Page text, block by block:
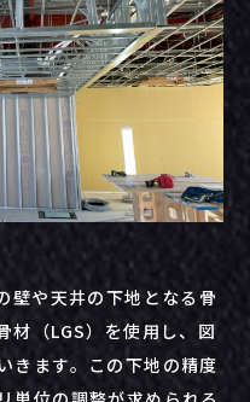
壁や天井の下地となる骨
材（LGS）を使用し、図
きます。この下地の精度